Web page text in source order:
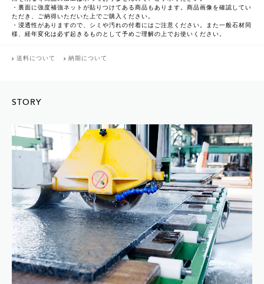
・裏面に強度補強ネットが貼りつけてある商品もあります。商品画像を確認してい
ただき、ご納得いただいた上でご購入ください。
・浸透性がありますので、シミや汚れの付着にはご注意ください。また一般石材同
様、経年変化は必ず起きるものとして予めご理解の上でお使いください。
送料について 納期について
STORY